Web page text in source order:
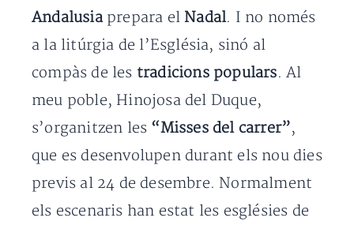
Andalusia prepara el Nadal. I no només
a la litúrgia de l’Església, sinó al
compàs de les tradicions populars. Al
meu poble, Hinojosa del Duque,
s’organitzen les “Misses del carrer”,
que es desenvolupen durant els nou dies
previs al 24 de desembre. Normalment
els escenaris han estat les esglésies de